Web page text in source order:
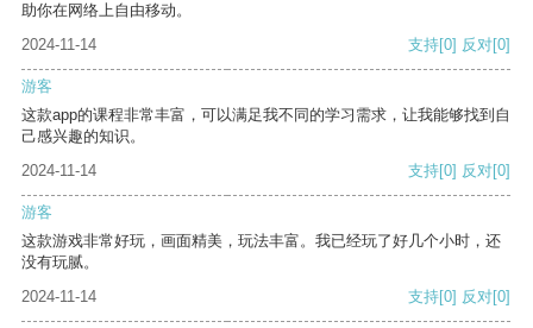
助你在网络上自由移动。
2024-11-14
支持[0] 反对[0]
游客
这款app的课程非常丰富，可以满足我不同的学习需求，让我能够找到自
己感兴趣的知识。
2024-11-14
支持[0] 反对[0]
游客
这款游戏非常好玩，画面精美，玩法丰富。我已经玩了好几个小时，还
没有玩腻。
2024-11-14
支持[0] 反对[0]